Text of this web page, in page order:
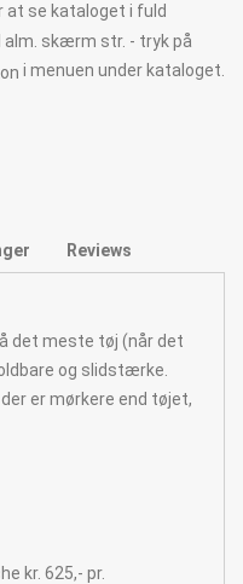
at se kataloget i fuld
skærm str. - tryk på
i menuen under kataloget.
Reviews
det meste tøj (når det
og slidstærke.
er mørkere end tøjet,
kr. 625,- pr.